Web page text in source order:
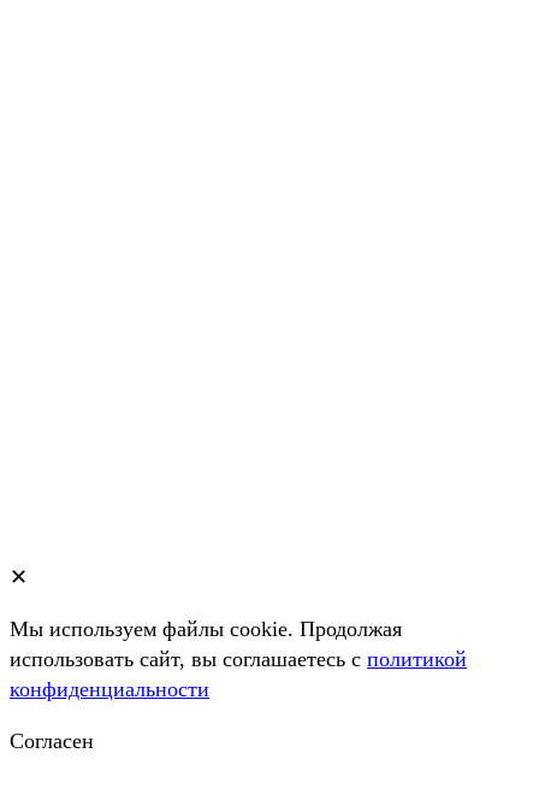
✕
Мы используем файлы cookie. Продолжая
использовать сайт, вы соглашаетесь c политикой
конфиденциальности
Согласен